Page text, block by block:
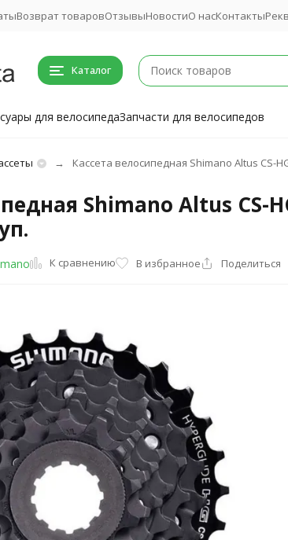
Возврат товаровОтзывыНовостиО насКонтакты
Каталог
для велосипедаЗапчасти для велосипедов
Кассета велосипедная Shimano Altus CS-
Shimano Altus CS-
К сравнению В избранное Поделиться